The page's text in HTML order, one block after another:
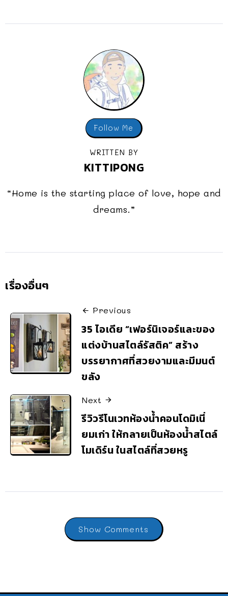
Follow Me
WRITTEN BY
KITTIPONG
“Home is the starting place of love, hope and
dreams.”
เรื่องอื่นๆ
Previous
35 ไอเดีย “เฟอร์นิเจอร์และของ
แต่งบ้านสไตล์รัสติค” สร้าง
บรรยากาศที่สวยงามและมีมนต์
ขลัง
Next
รีวิวรีโนเวทห้องน้ำคอนโดมิเนี่
ยมเก่า ให้กลายเป็นห้องน้ำสไตล์
โมเดิร์น ในสไตล์ที่สวยหรู
Show Comments